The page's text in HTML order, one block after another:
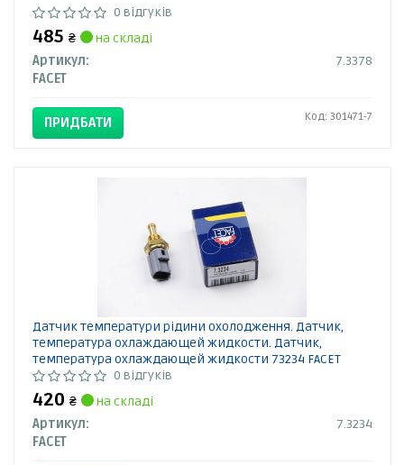
0 відгуків
485 ₴
на складі
Артикул:
7.3378
FACET
ПРИДБАТИ Код: 301471-7
Датчик температури рідини охолодження. Датчик,
температура охлаждающей жидкости. Датчик,
температура охлаждающей жидкости 73234 FACET
0 відгуків
420 ₴
на складі
Артикул:
7.3234
FACET